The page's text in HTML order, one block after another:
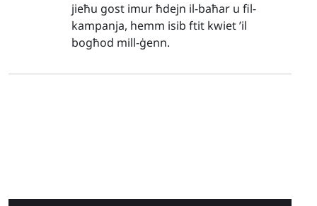
jieħu gost imur ħdejn il-baħar u fil-
kampanja, hemm isib ftit kwiet ’il
bogħod mill-ġenn.